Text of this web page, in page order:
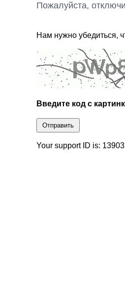
Пожалуйста,
Нам нужно убедиться,
Введите код с
Отправить
Your support ID is: